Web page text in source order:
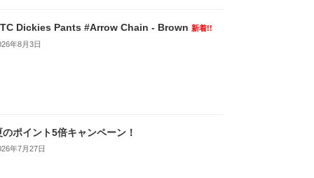
Dickies Pants #Arrow Chain - Brown 新着!!
年8月3日
のポイント5倍キャンペーン！
年7月27日